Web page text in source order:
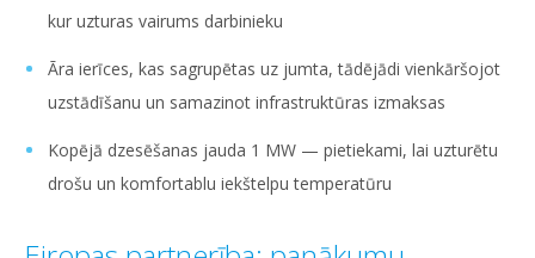
kur uzturas vairums darbinieku
Āra ierīces, kas sagrupētas uz jumta, tādējādi vienkāršojot
uzstādīšanu un samazinot infrastruktūras izmaksas
Kopējā dzesēšanas jauda 1 MW — pietiekami, lai uzturētu
drošu un komfortablu iekštelpu temperatūru